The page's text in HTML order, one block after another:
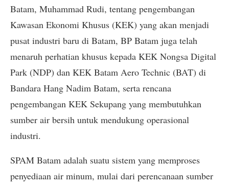
Batam, Muhammad Rudi, tentang pengembangan
Kawasan Ekonomi Khusus (KEK) yang akan menjadi
pusat industri baru di Batam, BP Batam juga telah
menaruh perhatian khusus kepada KEK Nongsa Digital
Park (NDP) dan KEK Batam Aero Technic (BAT) di
Bandara Hang Nadim Batam, serta rencana
pengembangan KEK Sekupang yang membutuhkan
sumber air bersih untuk mendukung operasional
industri.
SPAM Batam adalah suatu sistem yang memproses
penyediaan air minum, mulai dari perencanaan sumber